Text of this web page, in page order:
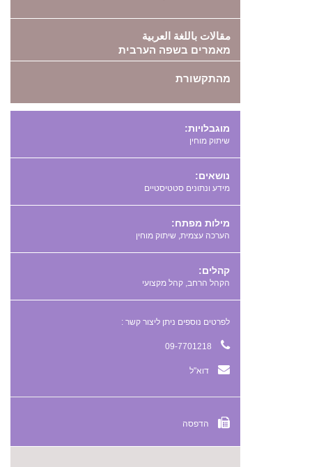
مقالات باللغة العربية
מאמרים בשפה הערבית
מהתקשורת
מוגבלויות:
שיתוק מוחין
נושאים:
מידע ונתונים סטטיסטיים
מילות מפתח:
,
קהלים:
הקהל הרחב, קהל מקצועי
לפרטים נוספים ניתן ליצור קשר :
דוא"ל
הדפסה